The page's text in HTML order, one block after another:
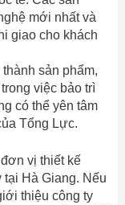
mới nhất và
giao cho khách
sản phẩm,
việc bảo trì
có thể yên tâm
Tổng Lực.
vị thiết kế
Hà Giang. Nếu
thiệu công ty